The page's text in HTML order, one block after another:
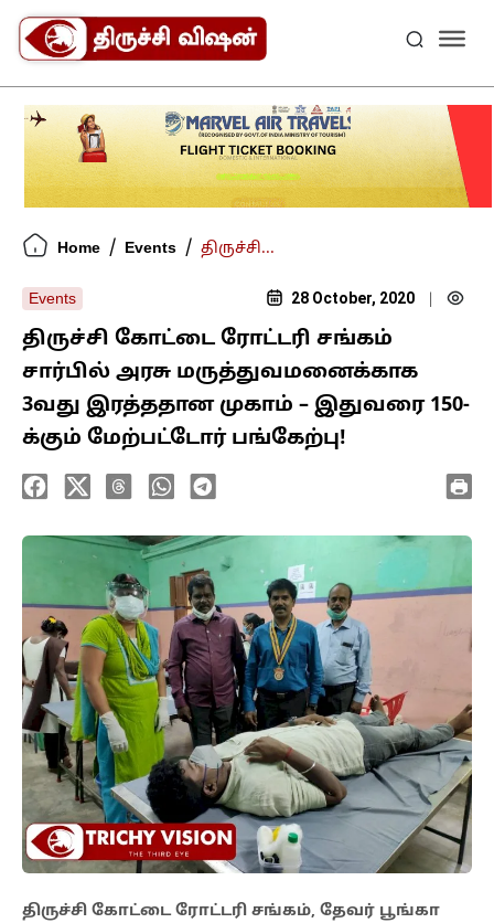
Home / Events / திருச்சி...
Events 28 October, 2020
திருச்சி கோட்டை ரோட்டரி சங்கம்
சார்பில் அரசு மருத்துவமனைக்காக
3வது இரத்ததான முகாம் – இதுவரை 150-
க்கும் மேற்பட்டோர் பங்கேற்பு!
திருச்சி கோட்டை ரோட்டரி சங்கம், தேவர் பூங்கா